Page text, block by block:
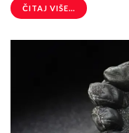
ČITAJ VIŠE...